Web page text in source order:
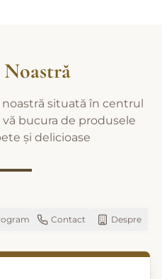
situată în centrul
bucura de produsele
și delicioase
Contact Despre